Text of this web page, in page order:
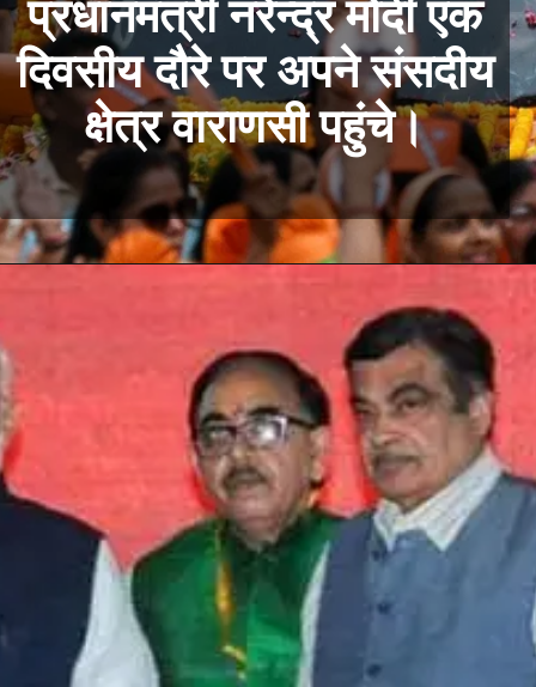
प्रधानमंत्री नरेन्द्र मोदी एक
दिवसीय दौरे पर अपने संसदीय
क्षेत्र वाराणसी पहुंचे।